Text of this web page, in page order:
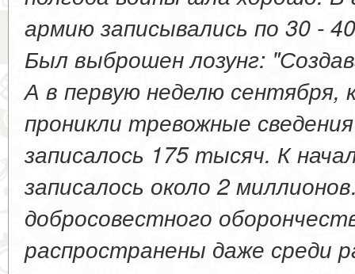
армию записывались по 30 -
Был выброшен лозунг:
А в первую неделю сентября,
проникли тревожные
записалось 175 тысяч. К
записалось около 2
добросовестного
распространены даже среди